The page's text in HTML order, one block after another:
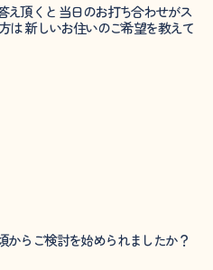
え頂くと 当日のお打ち合わせがス
は 新しいお住いのご希望を教えて
からご検討を始められましたか？